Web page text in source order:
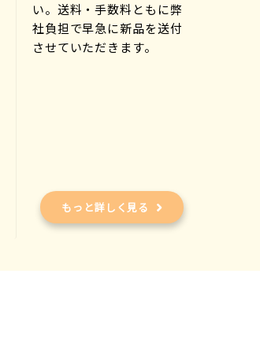
い。送料・手数料ともに弊
社負担で早急に新品を送付
させていただきます。
もっと詳しく見る